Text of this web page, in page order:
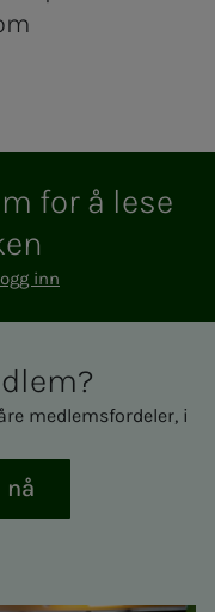
for å lese
inn
medlemsfordeler, i
nå